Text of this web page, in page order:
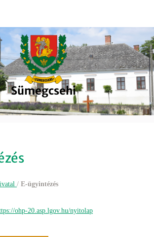
Sümegcsehi
Sümegcsehi
Sümegcsehi
Sümegcsehi
Sümegcsehi
/ E-ügyintézés
ohp-20.asp.lgov.hu/nyitolap